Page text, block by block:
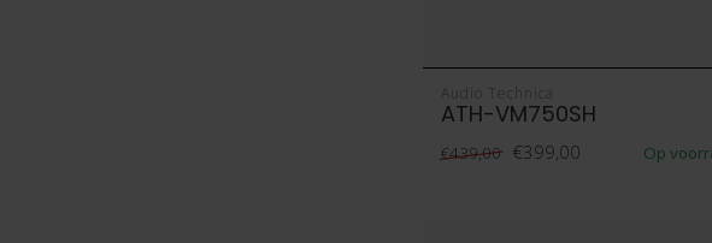
Audio Technica
ATH-VM750SH
€439,00 €399,00 Op